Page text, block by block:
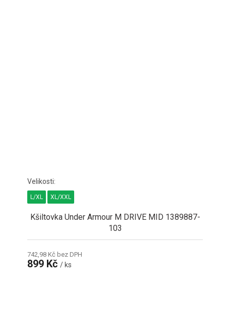
Kšiltovka Under Armour M DRIVE MID 1389887-
103
742,98 Kč bez DPH
899 Kč/ ks
L/XL XL/XXL